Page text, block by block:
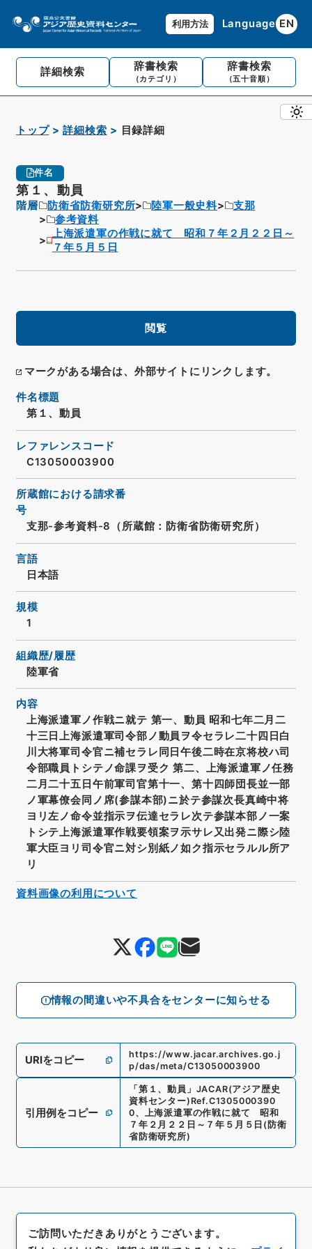
利用方法 Language EN
詳細検索 辞書検索
（カテゴリ）
辞書検索
（五十音順）
トップ 詳細検索 目録詳細
件名
第１、動員
階層 防衛省防衛研究所 陸軍一般史料
支那
参考資料
上海派遣軍の作戦に就て 昭和７年２月２２日～
７年５月５日
閲覧
マークがある場合は、外部サイトにリンクします。
情報の間違いや不具合をセンターに知らせる
件名標題
第１、動員
レファレンスコード
C13050003900
所蔵館における請求番
号
支那-参考資料-8（所蔵館：防衛省防衛研究所）
言語
日本語
規模
1
組織歴/履歴
陸軍省
内容
上海派遣軍ノ作戦ニ就テ 第一、動員 昭和七年二月二
十三日上海派遣軍司令部ノ動員ヲ令セラレ二十四日白
川大将軍司令官ニ補セラレ同日午後二時在京将校ハ司
令部職員トシテノ命課ヲ受ク 第二、上海派遣軍ノ任務
二月二十五日午前軍司官第十一、第十四師団長並一部
ノ軍幕僚会同ノ席(参謀本部)ニ於テ参謀次長真崎中将
ヨリ左ノ命令並指示ヲ伝達セラレ次テ参謀本部ノ一案
トシテ上海派遣軍作戦要領案ヲ示サレ又出発ニ際シ陸
軍大臣ヨリ司令官ニ対シ別紙ノ如ク指示セラルル所ア
リ
URIをコピー
https://www.jacar.archives.go.j
p/das/meta/C13050003900
引用例をコピー
「 第１、動員 」 JACAR(アジア歴史
資料センター) Ref.C1305000390
0、 上海派遣軍の作戦に就て 昭和
７年２月２２日～７年５月５日 ( 防衛
省防衛研究所)
資料画像の利用について
ご訪問いただきありがとうございます。